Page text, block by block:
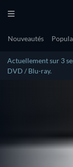
Nouveautés
Actuellement sur 3
DVD / Blu-ray.